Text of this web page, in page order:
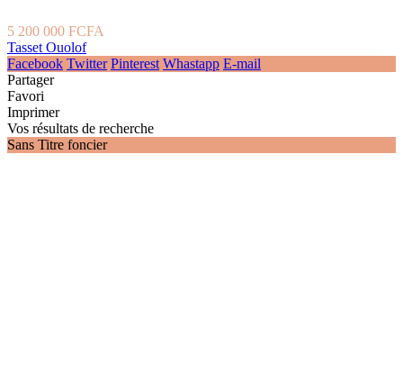
5 200 000 FCFA
Tasset Ouolof
Facebook Twitter Pinterest Whastapp E-mail
Partager
Favori
Imprimer
Vos résultats de recherche
Sans Titre foncier